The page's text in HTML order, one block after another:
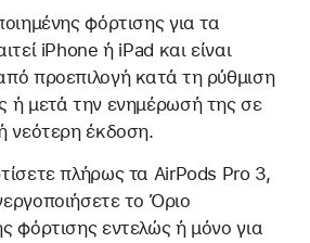
φόρτισης για τα
iPhone ή iPad και είναι
προεπιλογή κατά τη ρύθμιση
ή μετά την ενημέρωσή της σε
νεότερη έκδοση.
πλήρως τα AirPods Pro 3,
το Όριο
φόρτισης εντελώς ή μόνο για